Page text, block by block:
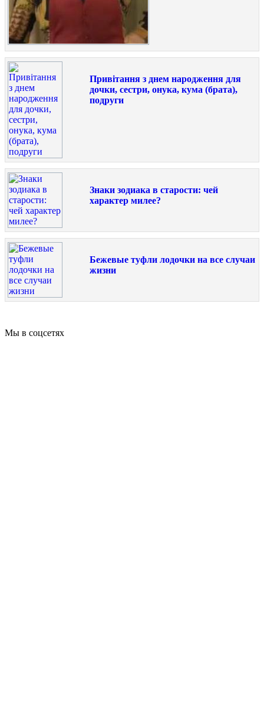
Привітання з днем народження для
дочки, сестри, онука, кума (брата),
подруги
Знаки зодиака в старости: чей
характер милее?
Бежевые туфли лодочки на все случаи
жизни
Мы в соцсетях